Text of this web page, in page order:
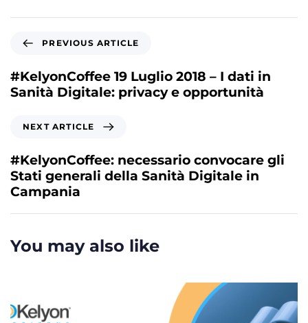
e
v
i
A
r
t
i
l
PREVIOUS ARTICLE
#KelyonCoffee 19 Luglio 2018 – I dati in
Sanità Digitale: privacy e opportunità
x
t
A
r
t
c
NEXT ARTICLE
#KelyonCoffee: necessario convocare gli
Stati generali della Sanità Digitale in
Campania
You may also like